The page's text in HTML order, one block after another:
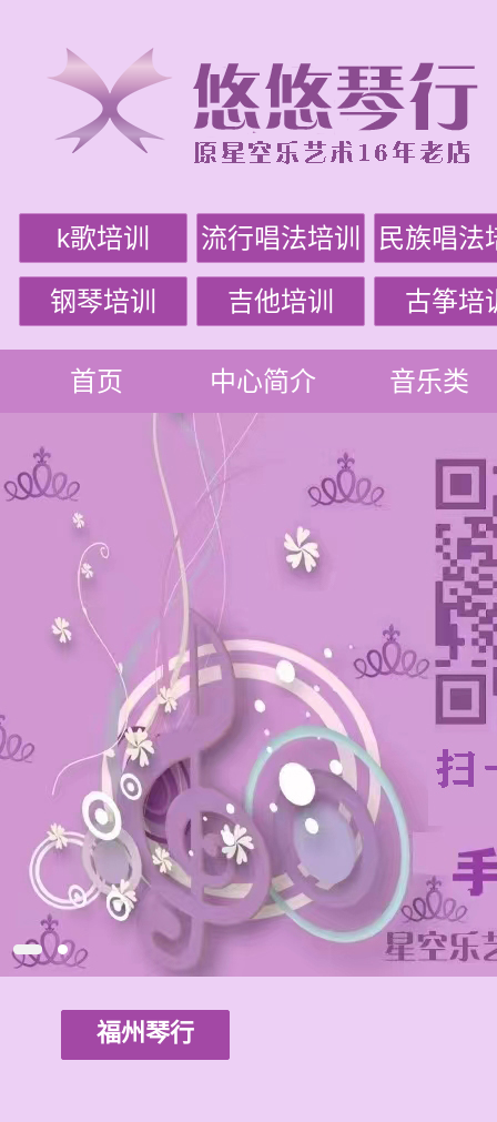
k歌培训 流行唱法培训 民族唱法
钢琴培训 吉他培训 古筝培
首页 中心简介 音乐类
福州琴行